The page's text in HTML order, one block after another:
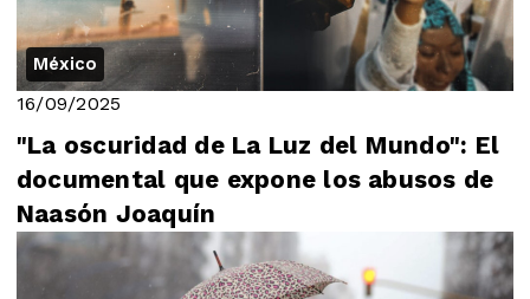
México
16/09/2025
"La oscuridad de La Luz del Mundo": El
documental que expone los abusos de
Naasón Joaquín